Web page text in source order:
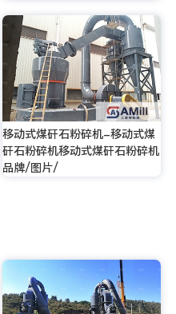
移动式煤矸石粉碎机-移动式煤
矸石粉碎机移动式煤矸石粉碎机
品牌/图片/